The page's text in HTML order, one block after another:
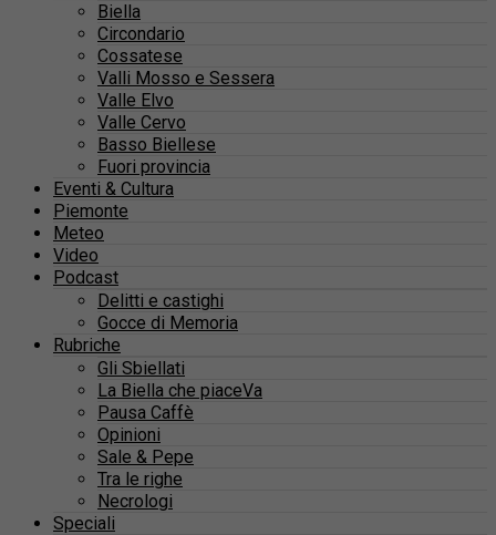
Biella
Circondario
Cossatese
Valli Mosso e Sessera
Valle Elvo
Valle Cervo
Basso Biellese
Fuori provincia
Eventi & Cultura
Piemonte
Meteo
Video
Podcast
Delitti e castighi
Gocce di Memoria
Rubriche
Gli Sbiellati
La Biella che piaceVa
Pausa Caffè
Opinioni
Sale & Pepe
Tra le righe
Necrologi
Speciali